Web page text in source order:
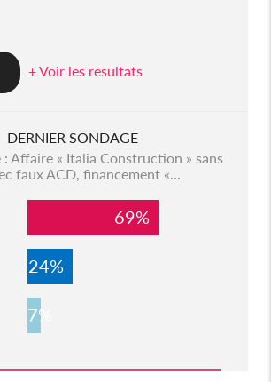
+ Voir les resultats
DERNIER SONDAGE
Affaire « Italia Construction » sans
faux ACD, financement «...
69%
24%
7%